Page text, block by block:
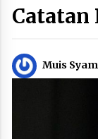
Catatan
Muis Syam